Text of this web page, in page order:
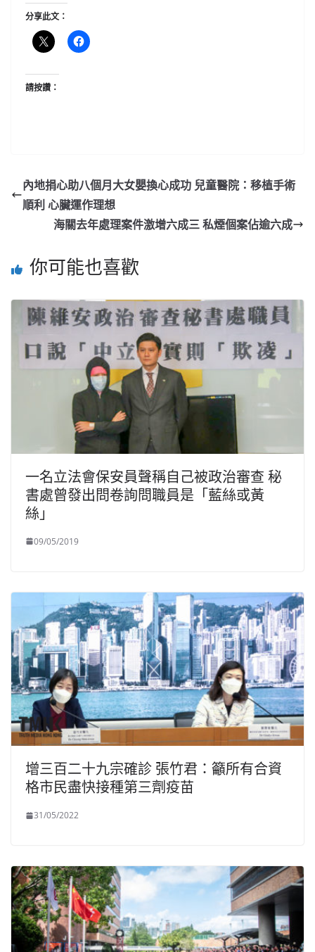
分享此文：
請按讚：
內地捐心助八個月大女嬰換心成功 兒童醫院：移植手術
順利 心臟運作理想
海關去年處理案件激增六成三 私煙個案佔逾六成
你可能也喜歡
一名立法會保安員聲稱自己被政治審查 秘
書處曾發出問卷詢問職員是「藍絲或黃
絲」
09/05/2019
增三百二十九宗確診 張竹君：籲所有合資
格市民盡快接種第三劑疫苗
31/05/2022